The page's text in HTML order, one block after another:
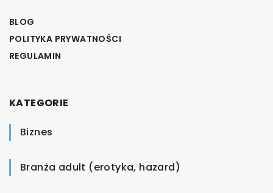
BLOG
POLITYKA PRYWATNOŚCI
REGULAMIN
KATEGORIE
Biznes
Branża adult (erotyka, hazard)